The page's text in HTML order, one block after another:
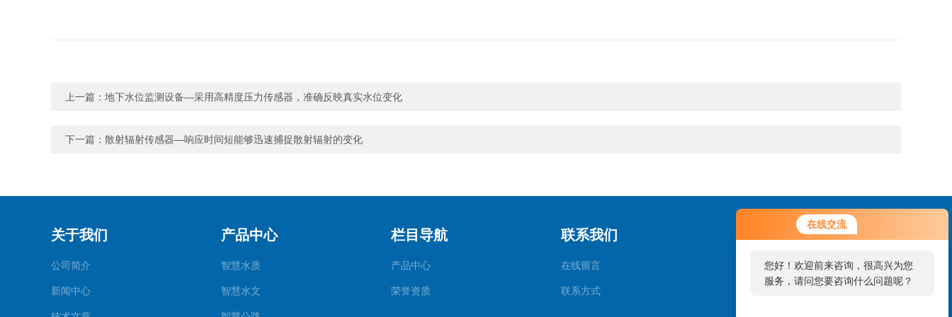
在线交流
您好！欢迎前来咨询，很高兴为您
服务，请问您要咨询什么问题呢？
上一篇： 地下水位监测设备—采用高精度压力传感器，准确反映真实水位变化
下一篇： 散射辐射传感器—响应时间短能够迅速捕捉散射辐射的变化
关于我们
公司简介
新闻中心
产品中心
智慧水质
智慧水文
栏目导航
产品中心
荣誉资质
联系我们
在线留言
联系方式